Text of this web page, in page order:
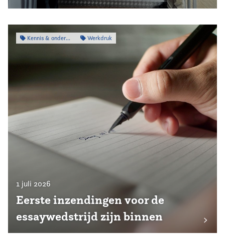
Kennis & onderzoek Werkdruk
1 juli 2026
Eerste inzendingen voor de
essaywedstrijd zijn binnen